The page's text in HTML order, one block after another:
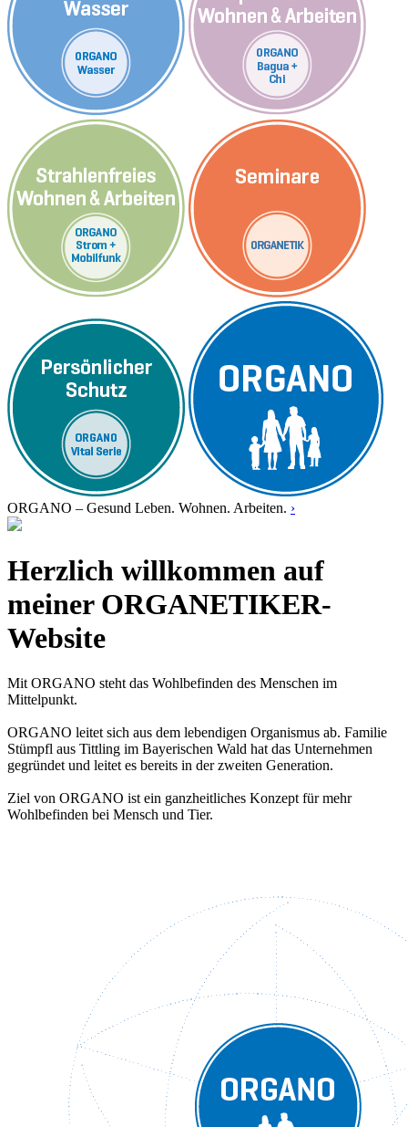
ORGANO – Gesund Leben. Wohnen. Arbeiten. ›
Herzlich willkommen auf
meiner ORGANETIKER-
Website
Mit ORGANO steht das Wohlbefinden des Menschen im
Mittelpunkt.
ORGANO leitet sich aus dem lebendigen Organismus ab. Familie
Stümpfl aus Tittling im Bayerischen Wald hat das Unternehmen
gegründet und leitet es bereits in der zweiten Generation.
Ziel von ORGANO ist ein ganzheitliches Konzept für mehr
Wohlbefinden bei Mensch und Tier.